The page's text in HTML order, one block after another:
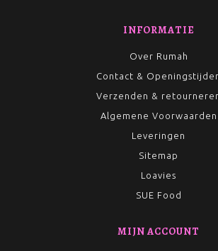
INFORMATIE
Over Rumah
Contact &
Verzenden &
Algemene Voorwaarden
Leveringen
Sitemap
Loavies
SUE Food
MIJN ACCOUNT